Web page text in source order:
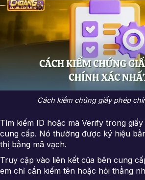
Cách kiểm chứng giấy phép
Tìm kiếm ID hoặc mã Verify trong
cung cấp. Nó thường được ký hiệu
thị bằng mã vạch.
Truy cập vào liên kết của bên cung
em chỉ cần kiếm tên hoặc hỏi thẳng